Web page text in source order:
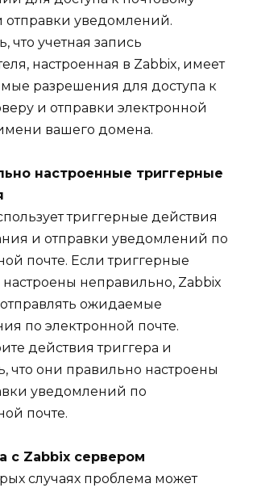
отправки уведомлений.
что учетная запись
настроенная в Zabbix, имеет
разрешения для доступа к
и отправки электронной
вашего домена.
настроенные триггерные
триггерные действия
и отправки уведомлений по
почте. Если триггерные
неправильно, Zabbix
ожидаемые
по электронной почте.
действия триггера и
что они правильно настроены
уведомлений по
почте.
с Zabbix сервером
случаях проблема может